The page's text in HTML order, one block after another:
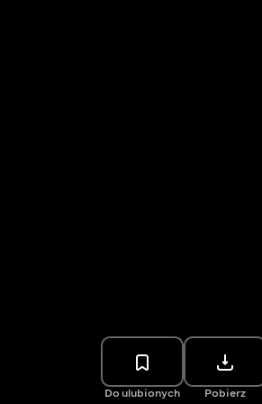
Do ulubionych Pobierz